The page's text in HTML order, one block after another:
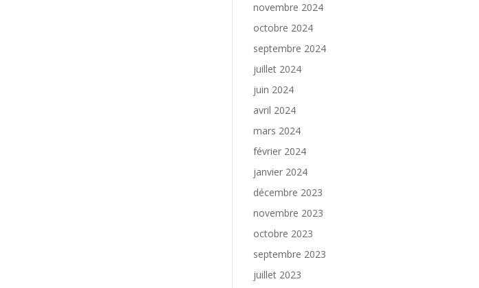
novembre 2024
octobre 2024
septembre 2024
juillet 2024
juin 2024
avril 2024
mars 2024
février 2024
janvier 2024
décembre 2023
novembre 2023
octobre 2023
septembre 2023
juillet 2023